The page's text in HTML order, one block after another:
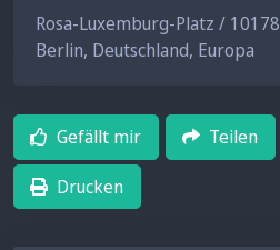
Rosa-Luxemburg-Platz / 10178
Berlin, Deutschland, Europa
Gefällt mir Teilen
Drucken